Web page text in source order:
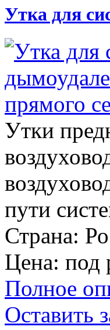
Утка для
Утки
пути
Страна:
Цена: под
Полное
Оставить